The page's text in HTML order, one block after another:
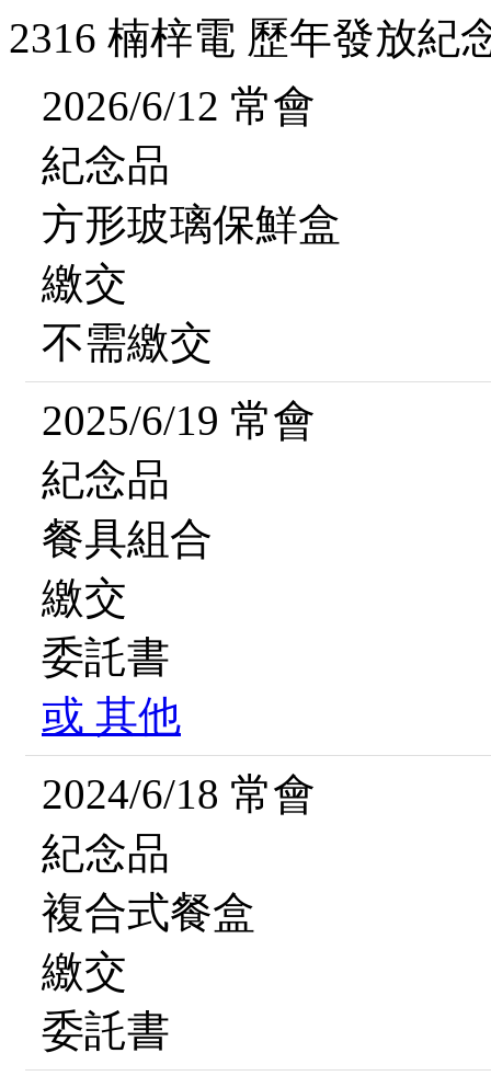
2316 楠梓電 歷年發放紀
2026/6/12 常會
紀念品
方形玻璃保鮮盒
繳交
不需繳交
2025/6/19 常會
紀念品
餐具組合
繳交
委託書
或 其他
2024/6/18 常會
紀念品
複合式餐盒
繳交
委託書